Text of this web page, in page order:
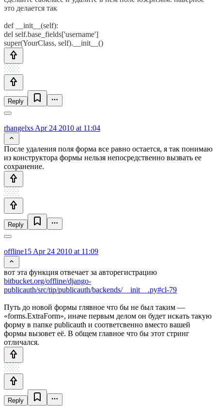
это делается так
def __init__(self):
del self.base_fields['username']
super(YourClass, self).__init__()
Reply
rhangelxs Apr 24 2010 at 11:04
После удаления поля форма все равно остается, я так понимаю
из конструктора формы нельзя непосредственно вызвать ее
сохранение.
Reply
offline15 Apr 24 2010 at 11:09
вот эта функция отвечает за авторегистрацию
bitbucket.org/offline/django-
publicauth/src/tip/publicauth/backends/__init__.py#cl-79
Путь до новой формы глявное что бы не был таким —
«forms.ExtraForm», иначе первым делом он будет искать такую
форму в папке publicauth и соответсвенно вместо вашей
формы вызовет её. В общем главное что бы этот стринг
отличался.
Reply